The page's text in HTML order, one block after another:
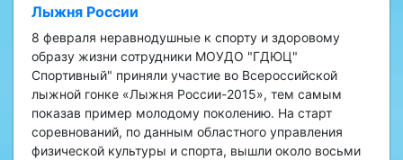
Лыжня России
8 февраля неравнодушные к спорту и здоровому
образу жизни сотрудники МОУДО "ГДЮЦ"
Спортивный" приняли участие во Всероссийской
лыжной гонке «Лыжня России-2015», тем самым
показав пример молодому поколению. На старт
соревнований, по данным областного управления
физической культуры и спорта, вышли около восьми